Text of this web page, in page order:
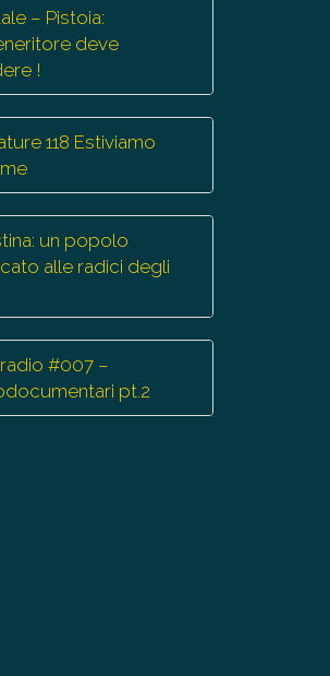
– Pistoia:
deve
!
118 Estiviamo
un popolo
alle radici degli
#007 –
pt.2